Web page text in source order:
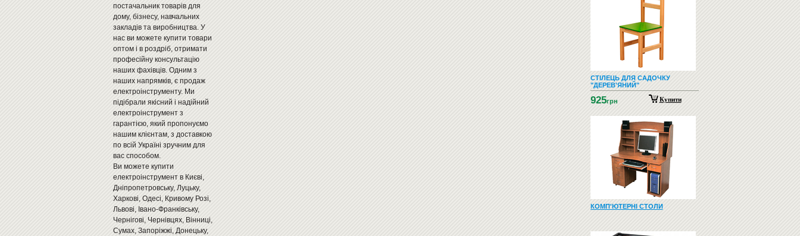
постачальник товарів для
дому, бізнесу, навчальних
закладів та виробництва. У
нас ви можете купити товари
оптом і в роздріб, отримати
професійну консультацію
наших фахівців. Одним з
наших напрямків, є продаж
електроінструменту. Ми
підібрали якісний і надійний
електроінструмент з
гарантією, який пропонуємо
нашим клієнтам, з доставкою
по всій Україні зручним для
вас способом.
Ви можете купити
електроінструмент в Києві,
Дніпропетровську, Луцьку,
Харкові, Одесі, Кривому Розі,
Львові, Івано-Франківську,
Чернігові, Чернівцях, Вінниці,
Сумах, Запоріжжі, Донецьку,
СТІЛЕЦЬ ДЛЯ САДОЧКУ
"ДЕРЕВ'ЯНИЙ"
925грн Купити
КОМП'ЮТЕРНІ СТОЛИ